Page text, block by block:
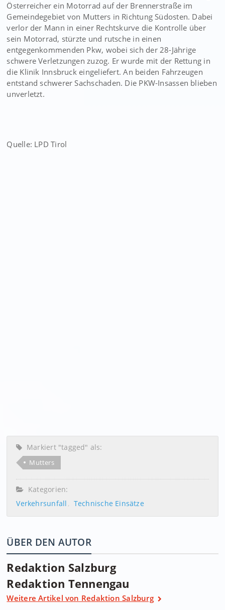
Österreicher ein Motorrad auf der Brennerstraße im
Gemeindegebiet von Mutters in Richtung Südosten. Dabei
verlor der Mann in einer Rechtskurve die Kontrolle über
sein Motorrad, stürzte und rutsche in einen
entgegenkommenden Pkw, wobei sich der 28-Jährige
schwere Verletzungen zuzog. Er wurde mit der Rettung in
die Klinik Innsbruck eingeliefert. An beiden Fahrzeugen
entstand schwerer Sachschaden. Die PKW-Insassen blieben
unverletzt.
Quelle: LPD Tirol
Markiert "tagged" als:
Mutters
Kategorien:
Verkehrsunfall
Technische Einsätze
ÜBER DEN AUTOR
Redaktion Salzburg
Redaktion Tennengau
Weitere Artikel von Redaktion Salzburg